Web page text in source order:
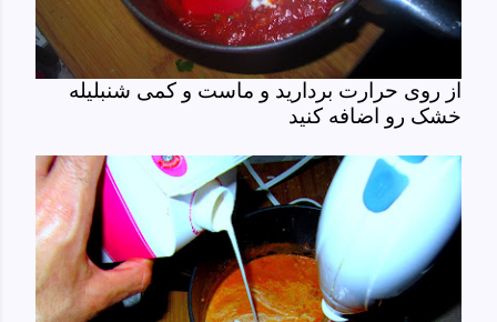
از روی حرارت بردارید و ماست و کمی شنبلیله
خشک رو اضافه کنید